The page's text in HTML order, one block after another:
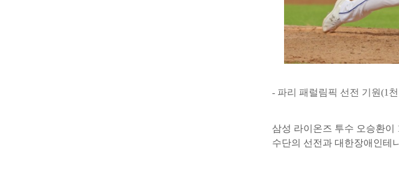
- 파리 패럴림픽 선전 기원(1
삼성 라이온즈 투수 오승환이
수단의 선전과 대한장애인테